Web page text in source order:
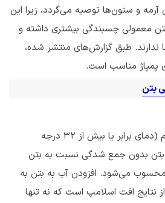
آرمه و ستون‌ها توصیه می‌گردد، زیرا این
معمولی چسبندگی بیشتری داشته و
ندارند. طبق گزارش‌های منتشر شده،
پمپاژ مناسب است.
بتن
افت اسلامپ در شرایط گرم (دمای برابر یا بیش از ۳۲ درجه
بتن بدون جمع شدگی نسبت به بتن
می‌شود. افزودن آب به بتن به
از نتایج افت اسلامپ است که نه تنها